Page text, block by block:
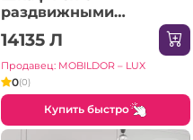
раздвижными
зеркальными дверями
(290x60x200H см)
Сонома
14135 Л
Продавец: MOBILDOR – LUX
0(0)
Купить быстро